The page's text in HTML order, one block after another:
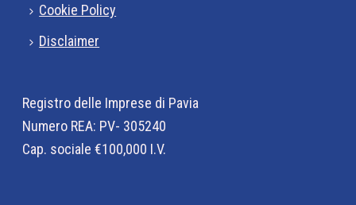
Cookie Policy
Disclaimer
Registro delle Imprese di Pavia
Numero REA: PV- 305240
Cap. sociale €100,000 I.V.